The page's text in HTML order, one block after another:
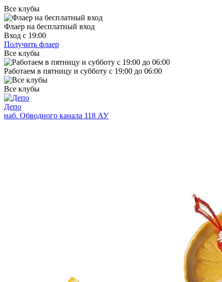
Все клубы
Флаер на бесплатный вход
Вход с 19:00
Получить флаер
Все клубы
Работаем в пятницу и субботу с 19:00 до 06:00
Все клубы
Депо
наб. Обводного канала 118 АУ